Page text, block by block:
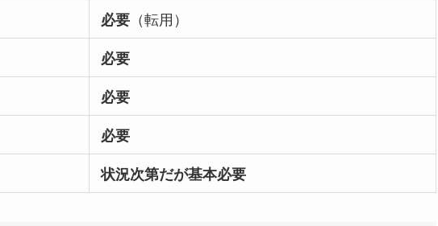
必要（転用）
必要
必要
必要
状況次第だが基本必要